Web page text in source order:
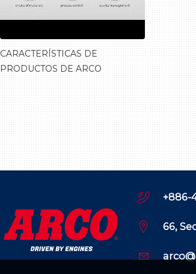
CARACTERÍSTICAS DE
PRODUCTOS DE ARCO
+886-
66,